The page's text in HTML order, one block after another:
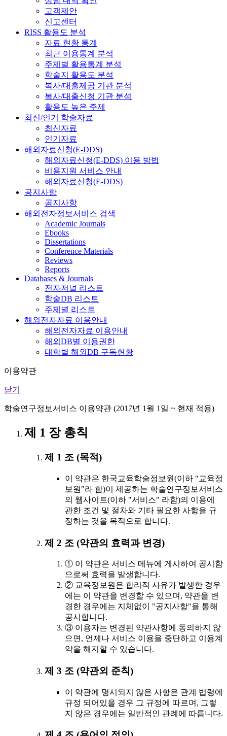
고객제안
신고센터
RISS 활용도 분석
자료 현황 통계
최근 이용통계 분석
주제별 활용통계 분석
학술지 활용도 분석
복사/대출제공 기관 분석
복사/대출신청 기관 분석
활용도 높은 주제
최신/인기 학술자료
최신자료
인기자료
해외자료신청(E-DDS)
해외자료신청(E-DDS) 이용 방법
비용지원 서비스 안내
해외자료신청(E-DDS)
공지사항
공지사항
해외전자정보서비스 검색
Academic Journals
Ebooks
Dissertations
Conference Materials
Reviews
Reports
Databases & Journals
전자저널 리스트
학술DB 리스트
주제별 리스트
해외전자자료 이용안내
해외전자자료 이용안내
해외DB별 이용권한
대학별 해외DB 구독현황
이용약관
닫기
학술연구정보서비스 이용약관 (2017년 1월 1일 ~ 현재 적용)
제 1 장 총칙
제 1 조 (목적)
이 약관은 한국교육학술정보원(이하 "교육정
보원"라 함)이 제공하는 학술연구정보서비스
의 웹사이트(이하 "서비스" 라함)의 이용에
관한 조건 및 절차와 기타 필요한 사항을 규
정하는 것을 목적으로 합니다.
제 2 조 (약관의 효력과 변경)
① 이 약관은 서비스 메뉴에 게시하여 공시함
으로써 효력을 발생합니다.
② 교육정보원은 합리적 사유가 발생한 경우
에는 이 약관을 변경할 수 있으며, 약관을 변
경한 경우에는 지체없이 "공지사항"을 통해
공시합니다.
③ 이용자는 변경된 약관사항에 동의하지 않
으면, 언제나 서비스 이용을 중단하고 이용계
약을 해지할 수 있습니다.
제 3 조 (약관외 준칙)
이 약관에 명시되지 않은 사항은 관계 법령에
규정 되어있을 경우 그 규정에 따르며, 그렇
지 않은 경우에는 일반적인 관례에 따릅니다.